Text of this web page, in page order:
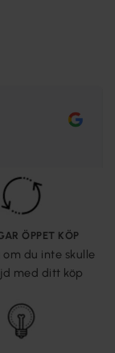
ÖPPET KÖP
om du inte skulle
med ditt köp